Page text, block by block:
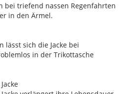
bei triefend nassen Regenfahrten
in den Ärmel.
lässt sich die Jacke bei
in der Trikottasche